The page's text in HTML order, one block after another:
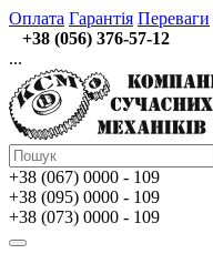
Оплата Гарантія Переваги
+38 (056) 376-57-12
...
+38 (067) 0000 - 109
+38 (095) 0000 - 109
+38 (073) 0000 - 109